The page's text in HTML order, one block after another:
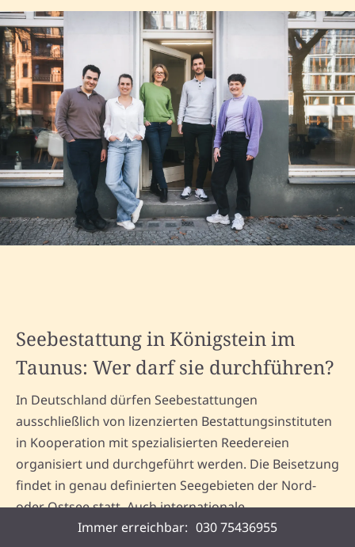
Seebestattung in Königstein im
Taunus: Wer darf sie durchführen?
In Deutschland dürfen Seebestattungen
ausschließlich von lizenzierten Bestattungsinstituten
in Kooperation mit spezialisierten Reedereien
organisiert und durchgeführt werden. Die Beisetzung
findet in genau definierten Seegebieten der Nord-
oder Ostsee statt. Auch internationale
Seebestattungen – etwa im Mittelmeer – sind
Immer erreichbar: 030 75436955